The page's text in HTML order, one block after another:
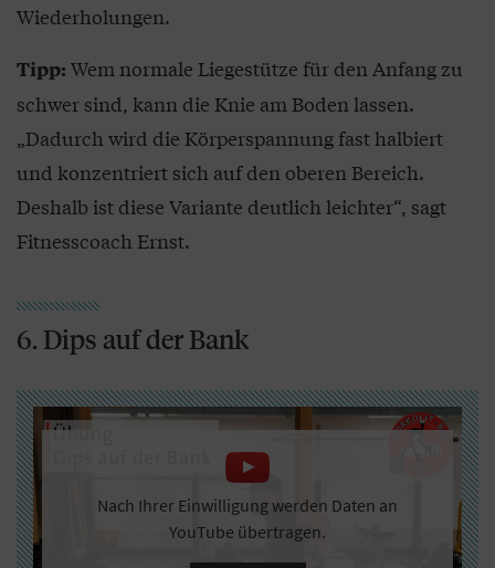
Wiederholungen.
Tipp: Wem normale Liegestütze für den Anfang zu
schwer sind, kann die Knie am Boden lassen.
„Dadurch wird die Körperspannung fast halbiert
und konzentriert sich auf den oberen Bereich.
Deshalb ist diese Variante deutlich leichter“, sagt
Fitnesscoach Ernst.
6. Dips auf der Bank
Nach Ihrer Einwilligung werden Daten an
YouTube übertragen.